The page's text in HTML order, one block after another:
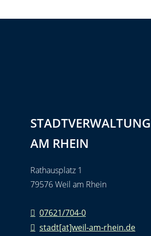
AM RHEIN
Rathausplatz 1
79576 Weil am Rhein
07621/704-0
stadt[at]weil-am-rhein.de